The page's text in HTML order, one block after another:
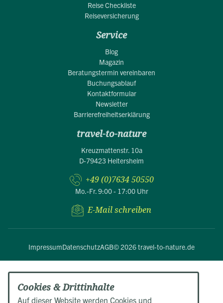
Reise Checkliste
Reiseversicherung
Service
Blog
Magazin
Beratungstermin vereinbaren
Buchungsablauf
Kontaktformular
Newsletter
Barrierefreiheitserklärung
travel-to-nature
Kreuzmattenstr. 10a
D-79423 Heitersheim
+49 (0)7634 50550
Mo.-Fr. 9:00 - 17:00 Uhr
E-Mail schreiben
ImpressumDatenschutzAGB© 2026 travel-to-nature.de
Cookies & Drittinhalte
Auf dieser Website werden Cookies und